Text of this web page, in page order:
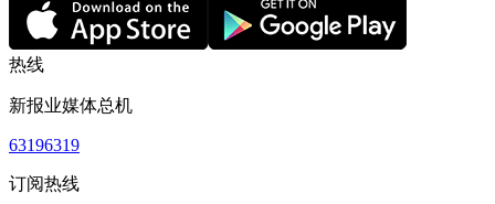
热线
新报业媒体总机
63196319
订阅热线